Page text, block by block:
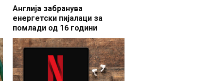
Англија забранува
енергетски пијалаци за
помлади од 16 години